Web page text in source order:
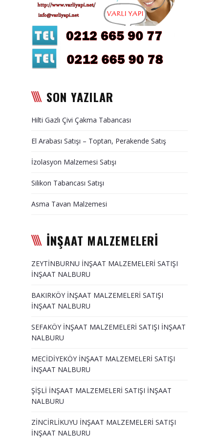
Asma Tavan Karolam
Malzeme Satışı
Alçıpan malzemesi satışı
Sandviç Panel Malzemesi
Satışı
Asma Tavan Malzemesi
Kaplama
BİZE ULAŞIN
SON YAZILAR
Hilti Gazlı Çivi Çakma Tabancası
El Arabası Satışı – Toptan, Perakende Satış
İzolasyon Malzemesi Satışı
Silikon Tabancası Satışı
Asma Tavan Malzemesi
İNŞAAT MALZEMELERİ
ZEYTİNBURNU İNŞAAT MALZEMELERİ SATIŞI
İNŞAAT NALBURU
BAKIRKÖY İNŞAAT MALZEMELERİ SATIŞI
İNŞAAT NALBURU
SEFAKÖY İNŞAAT MALZEMELERİ SATIŞI İNŞAAT
NALBURU
MECİDİYEKÖY İNŞAAT MALZEMELERİ SATIŞI
İNŞAAT NALBURU
ŞİŞLİ İNŞAAT MALZEMELERİ SATIŞI İNŞAAT
NALBURU
ZİNCİRLİKUYU İNŞAAT MALZEMELERİ SATIŞI
İNŞAAT NALBURU